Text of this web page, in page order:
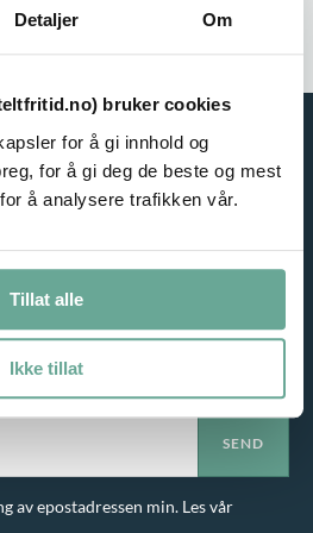
Detaljer Om
bruker cookies
for å gi innhold og
for å gi deg de beste og mest
å analysere trafikken vår.
Tillat alle
Ikke tillat
og motta gode tilbud på e-post!
av epostadressen min. Les vår